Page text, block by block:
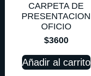
CARPETA DE
PRESENTACION
OFICIO
$3600
Añadir al carrito